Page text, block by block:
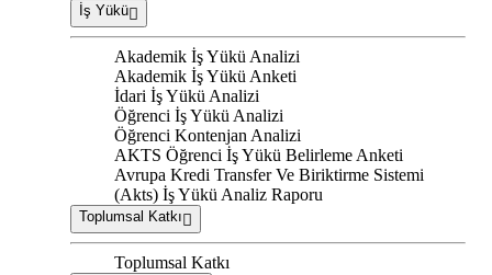
İş Yükü
Akademik İş Yükü Analizi
Akademik İş Yükü Anketi
İdari İş Yükü Analizi
Öğrenci İş Yükü Analizi
Öğrenci Kontenjan Analizi
AKTS Öğrenci İş Yükü Belirleme Anketi
Avrupa Kredi Transfer Ve Biriktirme Sistemi
(Akts) İş Yükü Analiz Raporu
Toplumsal Katkı
Toplumsal Katkı